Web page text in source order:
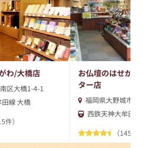
わ/大橋店
区大橋1-4-1
線 大橋
件）
お仏壇のはせがわ/
ター店
福岡県大野城市御
西鉄天神大牟田線
（145件）